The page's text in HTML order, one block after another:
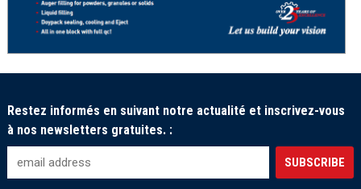
Restez informés en suivant notre actualité et inscrivez-vous
à nos newsletters gratuites. :